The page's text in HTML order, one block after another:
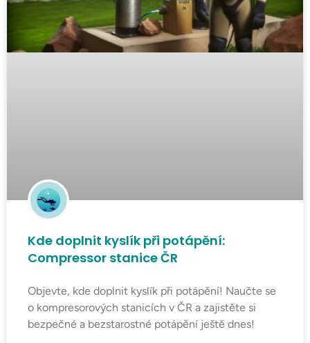
Kde doplnit kyslík při potápění:
Compressor stanice ČR
Objevte, kde doplnit kyslík při potápění! Naučte se
o kompresorových stanicích v ČR a zajistěte si
bezpečné a bezstarostné potápění ještě dnes!